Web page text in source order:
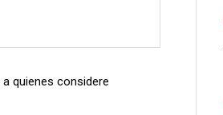
quienes considere